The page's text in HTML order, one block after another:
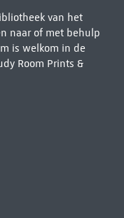
van het
naar of met behulp
is welkom in de
Room Prints &